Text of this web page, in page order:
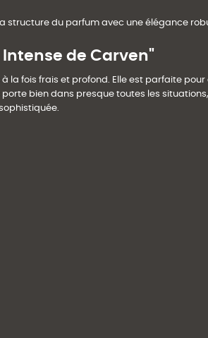
structure du parfum avec une élégance
de Carven"
fois frais et profond. Elle est parfaite
bien dans presque toutes les